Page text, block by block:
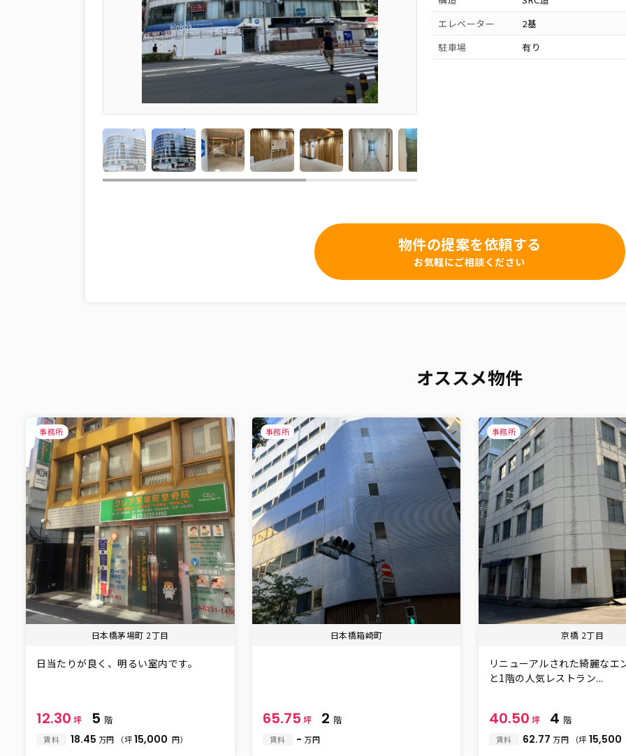
エレベーター
2基
駐車場
有り
物件の提案を依頼する
お気軽にご相談ください
オススメ物件
事務所
日本橋茅場町 2丁目
日当たりが良く、明るい室内です。
12.30 坪 5 階
賃料 18.45 万円 （坪 15,000 円）
事務所
日本橋箱崎町
65.75 坪 2 階
賃料 - 万円
事務所
京橋 2丁目
リニューアルされた綺麗なエ
と1階の人気レストラン...
40.50 坪 4 階
賃料 62.77 万円 （坪 15,500